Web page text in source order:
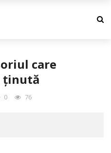
care
ținută
0 76